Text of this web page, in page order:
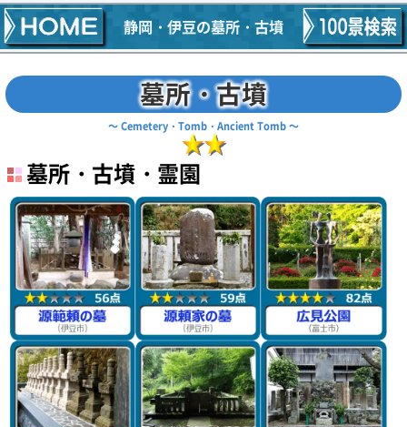
静岡・伊豆の墓所・古墳
墓所・古墳
Cemetery・Tomb・Ancient Tomb
墓所・古墳・霊園